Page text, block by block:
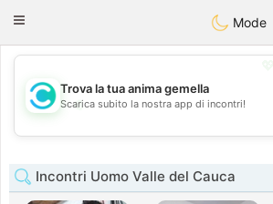
olombiaCitas
Toggle
Mode
💖
💕
Trova la tua anima gemella
Scarica subito la nostra app di incontri!
Incontri Uomo Valle del Cauca